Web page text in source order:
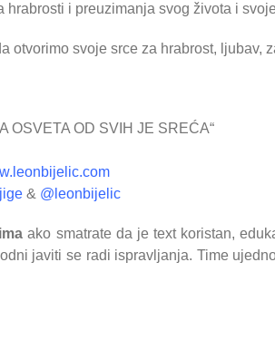
hrabrosti i preuzimanja svog života i
otvorimo svoje srce za hrabrost, ljubav,
OSVETA OD SVIH JE SREĆA“
& @leonbijelic
ako smatrate da je text koristan,
javiti se radi ispravljanja. Time